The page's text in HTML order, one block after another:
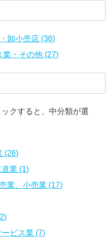
卸小売店 (36)
業・その他 (27)
クすると、中分類が選
(26)
業 (1)
業、小売業 (17)
ビス業 (7)